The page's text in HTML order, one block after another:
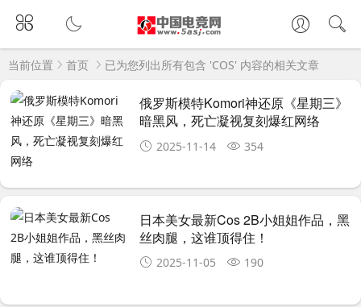
当前位置 首页 已为您列出所有包含 'COS' 内容的相关文章
俄罗斯模特Komori神还原《星期三》
暗黑风，死亡凝视复刻爆红网络
2025-11-14 354
日本美女最新Cos 2B小姐姐作品，黑
丝肉腿，这谁顶得住！
2025-11-05 190